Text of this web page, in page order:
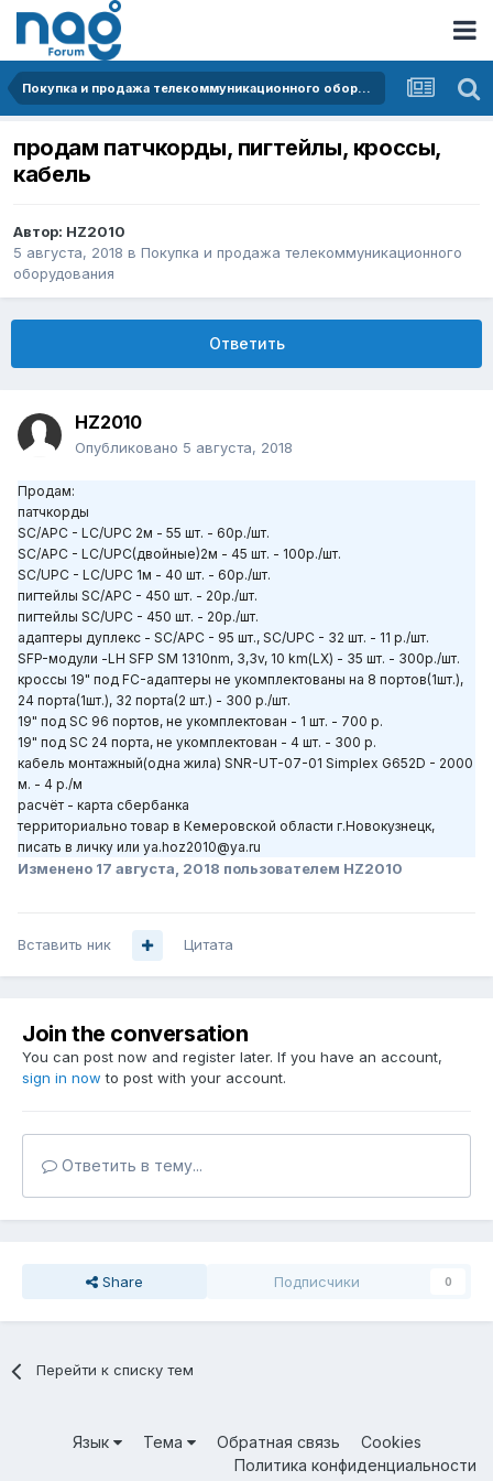
Покупка и продажа телекоммуникационного оборудования
продам патчкорды, пигтейлы, кроссы,
кабель
Автор: HZ2010
5 августа, 2018 в Покупка и продажа телекоммуникационного
оборудования
Ответить
HZ2010
Опубликовано 5 августа, 2018
Продам:
патчкорды
SC/APC - LC/UPC 2м - 55 шт. - 60р./шт.
SC/APC - LC/UPC(двойные)2м - 45 шт. - 100р./шт.
SC/UPC - LC/UPC 1м - 40 шт. - 60р./шт.
пигтейлы SC/APC - 450 шт. - 20р./шт.
пигтейлы SC/UPC - 450 шт. - 20р./шт.
адаптеры дуплекс - SC/APC - 95 шт., SC/UPC - 32 шт. - 11 р./шт.
SFP-модули -LH SFP SM 1310nm, 3,3v, 10 km(LX) - 35 шт. - 300р./шт.
кроссы 19" под FC-адаптеры не укомплектованы на 8 портов(1шт.),
24 порта(1шт.), 32 порта(2 шт.) - 300 р./шт.
19" под SC 96 портов, не укомплектован - 1 шт. - 700 р.
19" под SC 24 порта, не укомплектован - 4 шт. - 300 р.
кабель монтажный(одна жила) SNR-UT-07-01 Simplex G652D - 2000
м. - 4 р./м
расчёт - карта сбербанка
территориально товар в Кемеровской области г.Новокузнецк,
писать в личку или ya.hoz2010@ya.ru
Изменено 17 августа, 2018 пользователем HZ2010
Вставить ник Цитата
Join the conversation
You can post now and register later. If you have an account,
sign in now to post with your account.
Ответить в тему...
Share Подписчики 0
Перейти к списку тем
Язык Тема Обратная связь
Cookies
Политика конфиденциальности